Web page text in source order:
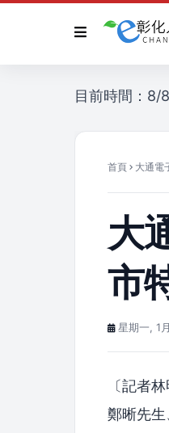
目前時間：8/
首頁 大通電
大
市
星期一, 1
〔記者
鄭晰先